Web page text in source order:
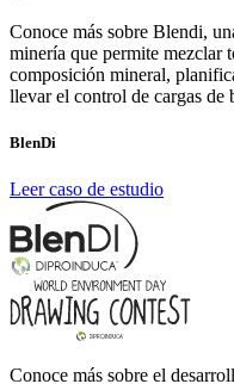
Conoce más sobre Blendi,
minería que permite mezclar
composición mineral,
llevar el control de cargas
BlenDi
Leer caso de estudio
Conoce más sobre el